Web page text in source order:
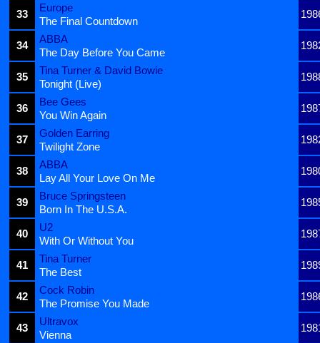
33
Europe
The Final Countdown
34
ABBA
The Day Before You Came
35
Tina Turner & David Bowie
Tonight (Live)
36
Bee Gees
You Win Again
37
Golden Earring
Twilight Zone
38
ABBA
Lay All Your Love On Me
39
Bruce Springsteen
Born In The U.S.A.
40
U2
With Or Without You
41
Tina Turner
The Best
42
Cock Robin
The Promise You Made
43
Ultravox
Vienna